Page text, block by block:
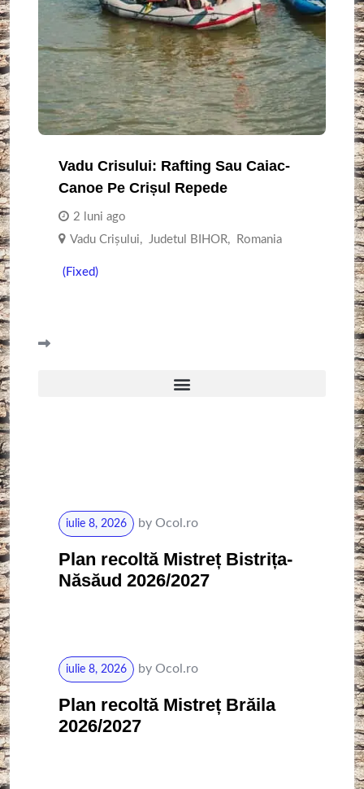
Vadu Crisului: Rafting Sau Caiac-
Canoe Pe Crișul Repede
2 luni ago
Vadu Crișului, Judetul BIHOR, Romania
(Fixed)
iulie 8, 2026 by Ocol.ro
Plan recoltă Mistreț Bistrița-
Năsăud 2026/2027
iulie 8, 2026 by Ocol.ro
Plan recoltă Mistreț Brăila
2026/2027